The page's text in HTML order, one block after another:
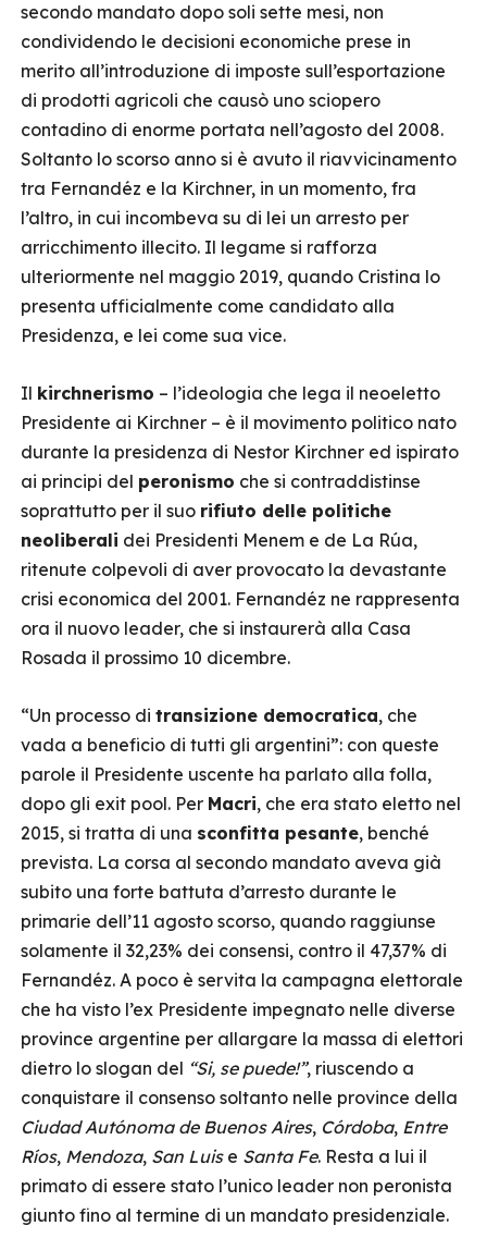
secondo mandato dopo soli sette mesi, non
condividendo le decisioni economiche prese in
merito all’introduzione di imposte sull’esportazione
di prodotti agricoli che causò uno sciopero
contadino di enorme portata nell’agosto del 2008.
Soltanto lo scorso anno si è avuto il riavvicinamento
tra Fernandéz e la Kirchner, in un momento, fra
l’altro, in cui incombeva su di lei un arresto per
arricchimento illecito. Il legame si rafforza
ulteriormente nel maggio 2019, quando Cristina lo
presenta ufficialmente come candidato alla
Presidenza, e lei come sua vice.
Il kirchnerismo – l’ideologia che lega il neoeletto
Presidente ai Kirchner – è il movimento politico nato
durante la presidenza di Nestor Kirchner ed ispirato
ai principi del peronismo che si contraddistinse
soprattutto per il suo rifiuto delle politiche
neoliberali dei Presidenti Menem e de La Rúa,
ritenute colpevoli di aver provocato la devastante
crisi economica del 2001. Fernandéz ne rappresenta
ora il nuovo leader, che si instaurerà alla Casa
Rosada il prossimo 10 dicembre.
“Un processo di transizione democratica, che
vada a beneficio di tutti gli argentini”: con queste
parole il Presidente uscente ha parlato alla folla,
dopo gli exit pool. Per Macri, che era stato eletto nel
2015, si tratta di una sconfitta pesante, benché
prevista. La corsa al secondo mandato aveva già
subito una forte battuta d’arresto durante le
primarie dell’11 agosto scorso, quando raggiunse
solamente il 32,23% dei consensi, contro il 47,37% di
Fernandéz. A poco è servita la campagna elettorale
che ha visto l’ex Presidente impegnato nelle diverse
province argentine per allargare la massa di elettori
dietro lo slogan del “Si, se puede!”, riuscendo a
conquistare il consenso soltanto nelle province della
Ciudad Autónoma de Buenos Aires, Córdoba, Entre
Ríos, Mendoza, San Luise Santa Fe. Resta a lui il
primato di essere stato l’unico leader non peronista
giunto fino al termine di un mandato presidenziale.